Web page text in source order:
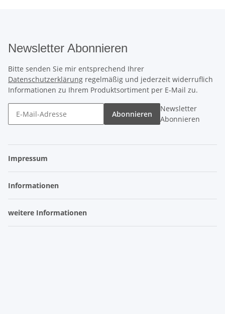
Newsletter Abonnieren
Bitte senden Sie mir entsprechend Ihrer
Datenschutzerklärung regelmäßig und jederzeit widerruflich
Informationen zu Ihrem Produktsortiment per E-Mail zu.
Abonnieren
Newsletter
Abonnieren
Impressum
Informationen
weitere Informationen